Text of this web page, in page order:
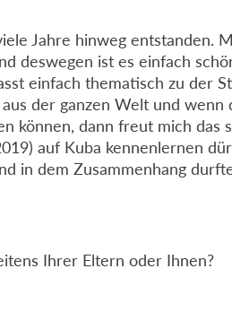
Jahre hinweg entstanden.
deswegen ist es einfach
einfach thematisch zu der
der ganzen Welt und wenn
können, dann freut mich das
auf Kuba kennenlernen
in dem Zusammenhang
Ihrer Eltern oder Ihnen?